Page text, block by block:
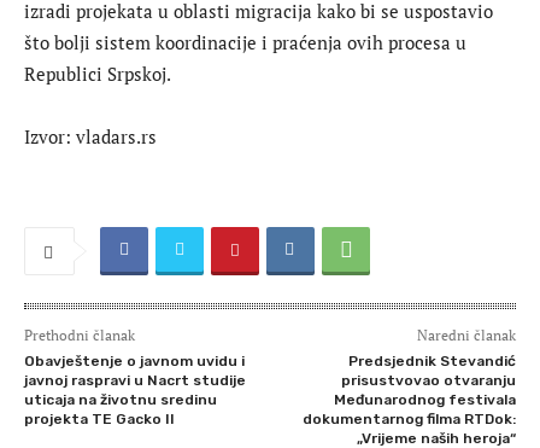
izradi projekata u oblasti migracija kako bi se uspostavio
što bolji sistem koordinacije i praćenja ovih procesa u
Republici Srpskoj.
Izvor: vladars.rs
Prethodni članak
Obavještenje o javnom uvidu i
javnoj raspravi u Nacrt studije
uticaja na životnu sredinu
projekta TE Gacko II
Naredni članak
Predsjednik Stevandić
prisustvovao otvaranju
Međunarodnog festivala
dokumentarnog filma RTDok:
„Vrijeme naših heroja“